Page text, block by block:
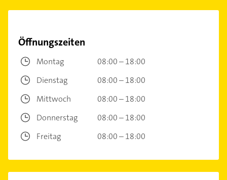
Öffnungszeiten
Montag
08:00 – 18:00
Dienstag
08:00 – 18:00
Mittwoch
08:00 – 18:00
Donnerstag
08:00 – 18:00
Freitag
08:00 – 18:00